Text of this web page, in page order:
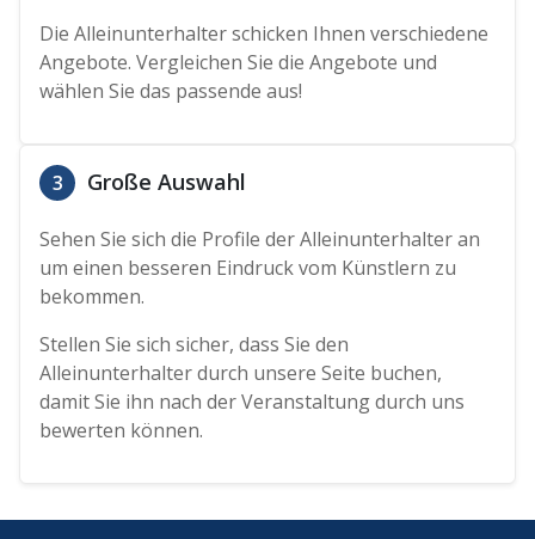
Die Alleinunterhalter schicken Ihnen verschiedene
Angebote. Vergleichen Sie die Angebote und
wählen Sie das passende aus!
3 Große Auswahl
Sehen Sie sich die Profile der Alleinunterhalter an
um einen besseren Eindruck vom Künstlern zu
bekommen.
Stellen Sie sich sicher, dass Sie den
Alleinunterhalter durch unsere Seite buchen,
damit Sie ihn nach der Veranstaltung durch uns
bewerten können.